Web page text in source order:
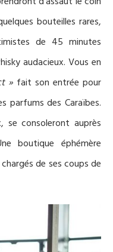
bouteilles rares,
de 45 minutes
audacieux. Vous en
» fait son entrée pour
parfums des Caraïbes.
se consoleront auprès
boutique éphémère
de ses coups de